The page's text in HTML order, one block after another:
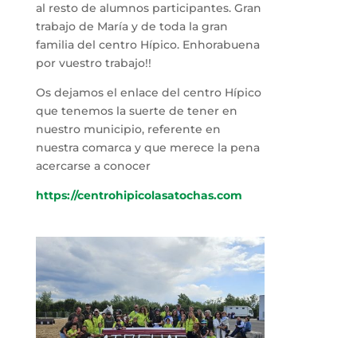
al resto de alumnos participantes. Gran
trabajo de María y de toda la gran
familia del centro Hípico. Enhorabuena
por vuestro trabajo!!
Os dejamos el enlace del centro Hípico
que tenemos la suerte de tener en
nuestro municipio, referente en
nuestra comarca y que merece la pena
acercarse a conocer
https://centrohipicolasatochas.com